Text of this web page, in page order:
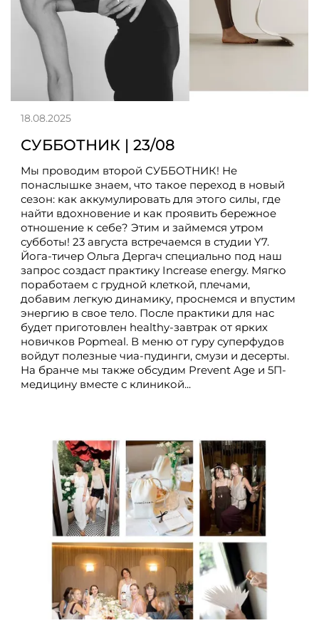
СУББОТНИК | 23/08
Мы проводим второй СУББОТНИК! Не
понаслышке знаем, что такое переход в новый
сезон: как аккумулировать для этого силы, где
найти вдохновение и как проявить бережное
отношение к себе? Этим и займемся утром
субботы! 23 августа встречаемся в студии Y7.
Йога-тичер Ольга Дергач специально под наш
запрос создаст практику Increase energy. Мягко
поработаем с грудной клеткой, плечами,
добавим легкую динамику, проснемся и впустим
энергию в свое тело. После практики для нас
будет приготовлен healthy-завтрак от ярких
новичков Popmeal. В меню от гуру суперфудов
войдут полезные чиа-пудинги, смузи и десерты.
На бранче мы также обсудим Prevent Age и 5П-
медицину вместе с клиникой...
18.08.2025